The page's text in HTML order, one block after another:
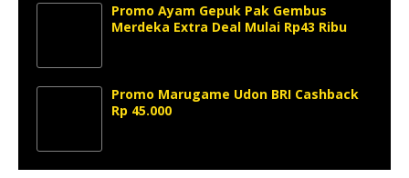
Promo Ayam Gepuk Pak Gembus
Merdeka Extra Deal Mulai Rp43 Ribu
Promo Marugame Udon BRI Cashback
Rp 45.000